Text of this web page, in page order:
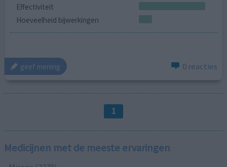
Effectiviteit
Hoeveelheid bijwerkingen
geef mening 0 reacties
1
Medicijnen met de meeste ervaringen